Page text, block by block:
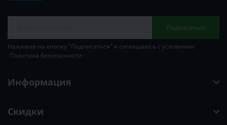
Подписаться
Нажимая на кнопку "Подписаться" я соглашаюсь с условиями
Политика безопасности
Информация
Скидки